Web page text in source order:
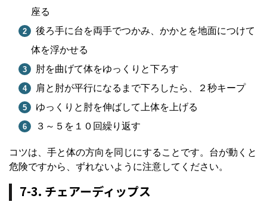
座る
後ろ手に台を両手でつかみ、かかとを地面につけて
体を浮かせる
肘を曲げて体をゆっくりと下ろす
肩と肘が平行になるまで下ろしたら、２秒キープ
ゆっくりと肘を伸ばして上体を上げる
３～５を１０回繰り返す
コツは、手と体の方向を同じにすることです。台が動くと
危険ですから、ずれないように注意してください。
7-3. チェアーディップス